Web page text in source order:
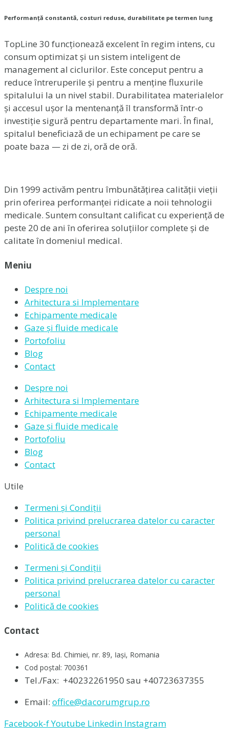
Performanță constantă, costuri reduse, durabilitate pe termen lung
TopLine 30 funcționează excelent în regim intens, cu
consum optimizat și un sistem inteligent de
management al ciclurilor. Este conceput pentru a
reduce întreruperile și pentru a menține fluxurile
spitalului la un nivel stabil. Durabilitatea materialelor
și accesul ușor la mentenanță îl transformă într-o
investiție sigură pentru departamente mari. În final,
spitalul beneficiază de un echipament pe care se
poate baza — zi de zi, oră de oră.
Din 1999 activăm pentru îmbunătățirea calității vieții
prin oferirea performanței ridicate a noii tehnologii
medicale. Suntem consultant calificat cu experiență de
peste 20 de ani în oferirea soluțiilor complete și de
calitate în domeniul medical.
Meniu
Despre noi
Arhitectura si Implementare
Echipamente medicale
Gaze și fluide medicale
Portofoliu
Blog
Contact
Despre noi
Arhitectura si Implementare
Echipamente medicale
Gaze și fluide medicale
Portofoliu
Blog
Contact
Utile
Termeni și Condiții
Politica privind prelucrarea datelor cu caracter
personal
Politică de cookies
Termeni și Condiții
Politica privind prelucrarea datelor cu caracter
personal
Politică de cookies
Contact
Adresa: Bd. Chimiei, nr. 89, Iași, Romania
Cod poștal: 700361
Tel./Fax: +40232261950 sau +40723637355
Email: office@dacorumgrup.ro
Facebook-fYoutube Linkedin Instagram